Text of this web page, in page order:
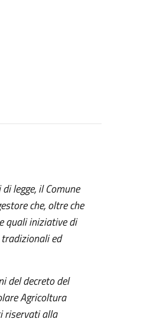
legge, il Comune
che, oltre che
quali iniziative di
ed
del decreto del
Agricoltura
riservati alla